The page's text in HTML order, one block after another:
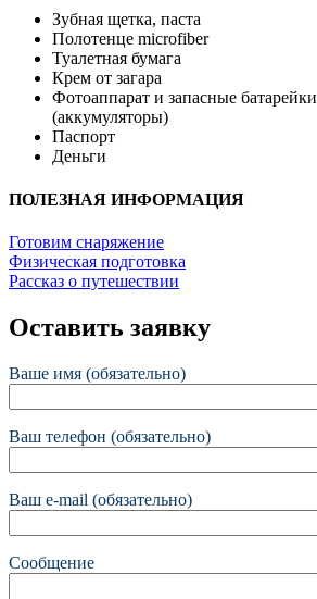
Зубная щетка, паста
Полотенце microfiber
Туалетная бумага
Крем от загара
Фотоаппарат и запасные батарейки
(аккумуляторы)
Паспорт
Деньги
ПОЛЕЗНАЯ ИНФОРМАЦИЯ
Готовим снаряжение
Физическая подготовка
Рассказ о путешествии
Оставить заявку
Ваше имя (обязательно)
Ваш телефон (обязательно)
Ваш e-mail (обязательно)
Сообщение